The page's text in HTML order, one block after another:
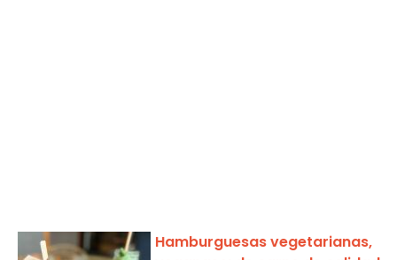
Hamburguesas vegetarianas,